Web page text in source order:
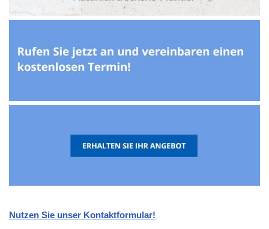
Nutzen Sie unser Kontaktformular!